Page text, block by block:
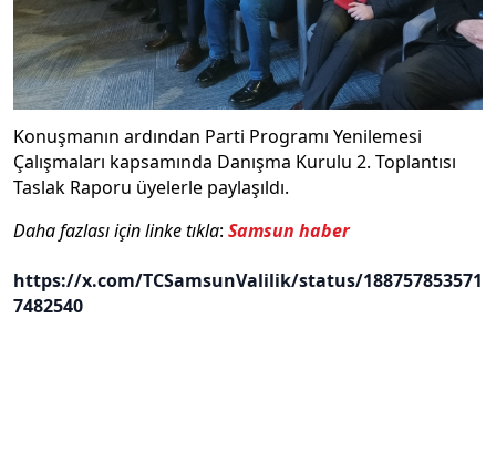
Konuşmanın ardından Parti Programı Yenilemesi
Çalışmaları kapsamında Danışma Kurulu 2. Toplantısı
Taslak Raporu üyelerle paylaşıldı.
Daha fazlası için linke tıkla: Samsun haber
https://x.com/TCSamsunValilik/status/188757853571
7482540